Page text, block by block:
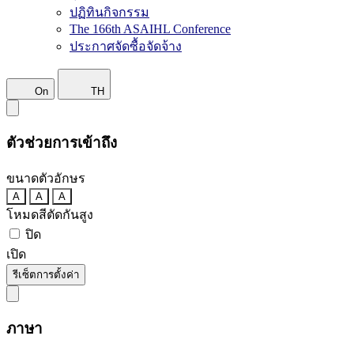
ปฏิทินกิจกรรม
The 166th ASAIHL Conference
ประกาศจัดซื้อจัดจ้าง
On TH
ตัวช่วยการเข้าถึง
ขนาดตัวอักษร
A A A
โหมดสีตัดกันสูง
ปิด
เปิด
รีเซ็ตการตั้งค่า
ภาษา